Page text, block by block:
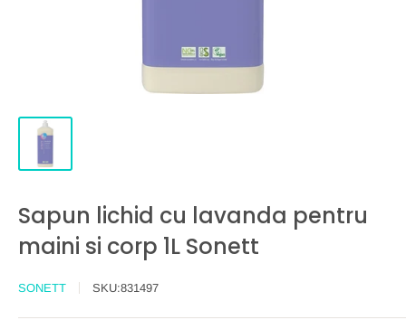
Sapun lichid cu lavanda pentru
maini si corp 1L Sonett
SONETT SKU:831497